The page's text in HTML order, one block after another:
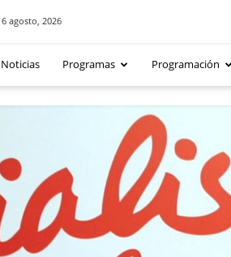
6 agosto, 2026
Noticias Programas Programación